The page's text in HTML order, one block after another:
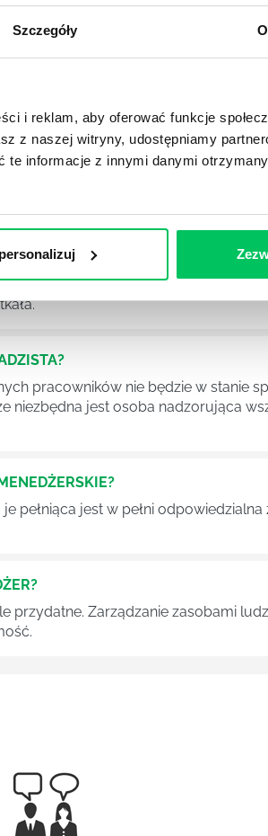
Szczegóły
i reklam, aby oferować funkcje
z naszej witryny, udostępniamy
te informacje z innymi danymi
METODYCE?
mających na celu zrealizowanie
specjalnych zespołów
PROJEKTOWEGO?
pojęcie związane z realizacją
pracowników nie będzie w stanie
niezbędna jest osoba nadzorująca
pełniąca jest w pełni odpowiedzialna
przydatne. Zarządzanie zasobami